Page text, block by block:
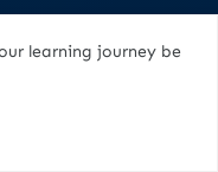
learning journey be